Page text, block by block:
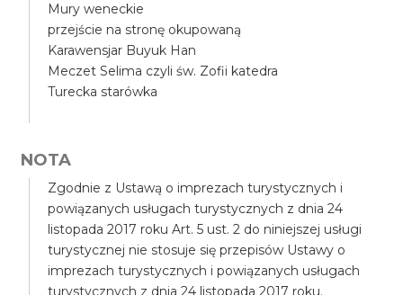
Mury weneckie
przejście na stronę okupowaną
Karawensjar Buyuk Han
Meczet Selima czyli św. Zofii katedra
Turecka starówka
NOTA
Zgodnie z Ustawą o imprezach turystycznych i
powiązanych usługach turystycznych z dnia 24
listopada 2017 roku Art. 5 ust. 2 do niniejszej usługi
turystycznej nie stosuje się przepisów Ustawy o
imprezach turystycznych i powiązanych usługach
turystycznych z dnia 24 listopada 2017 roku.